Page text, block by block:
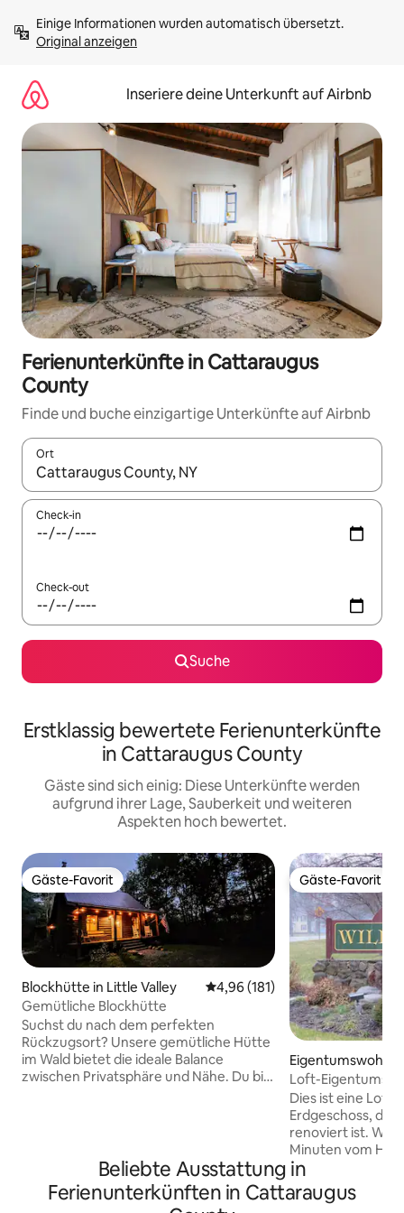
Inhalten
springenOriginal anzeigen
Inseriere deine Unterkunft auf Airbnb
Ferienunterkünfte in Cattaraugus
County
Finde und buche einzigartige Unterkünfte auf Airbnb
Ort
Wenn Ergebnisse verfügbar sind, navigiere mit den
Check-in
Check-out
Suche
Erstklassig bewertete Ferienunterkünfte
in Cattaraugus County
Gäste sind sich einig: Diese Unterkünfte werden
aufgrund ihrer Lage, Sauberkeit und weiteren
Aspekten hoch bewertet.
Gäste-Favorit
Gäste-Favorit
Blockhütte in Little Valley Durchschnittliche Bewertung:
4,96 (181)
Gemütliche Blockhütte
Suchst du nach dem perfekten
Rückzugsort? Unsere gemütliche Hütte
im Wald bietet die ideale Balance
zwischen Privatsphäre und Nähe. Du bist
Abenteuer? Holiday Valley ist nur 5
Meilen entfernt, wo du die besten
Gäste-Favorit
Gäste-Favorit
ottville
Loft-
Dies ist eine Loft-
Erdgeschoss, die
renoviert ist. Wir
Minuten vom
nur einen kurzen
Ellicottville
bietet eine
Beliebte Ausstattung in
Ferienunterkünften in Cattaraugus